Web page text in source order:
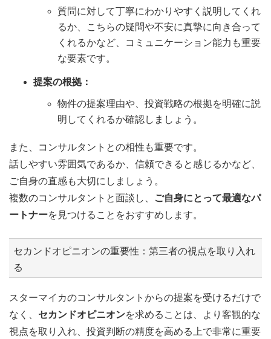
質問に対して丁寧にわかりやすく説明してくれ
るか、こちらの疑問や不安に真摯に向き合って
くれるかなど、コミュニケーション能力も重要
な要素です。
提案の根拠：
物件の提案理由や、投資戦略の根拠を明確に説
明してくれるか確認しましょう。
また、コンサルタントとの相性も重要です。
話しやすい雰囲気であるか、信頼できると感じるかなど、
ご自身の直感も大切にしましょう。
複数のコンサルタントと面談し、
ご自身にとって最適なパ
ートナーを見つけることをおすすめします。
セカンドオピニオンの重要性：第三者の視点を取り入れ
る
スターマイカのコンサルタントからの提案を受けるだけで
なく、 セカンドオピニオンを求めることは、より客観的な
視点を取り入れ、投資判断の精度を高める上で非常に重要